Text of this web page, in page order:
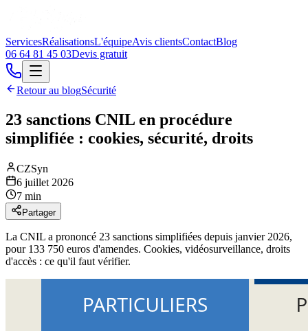
ServicesRéalisationsL'équipeAvis clientsContactBlog
06 64 81 45 03Devis gratuit
Retour au blogSécurité
23 sanctions CNIL en procédure
simplifiée : cookies, sécurité, droits
CZSyn
6 juillet 2026
7 min
Partager
La CNIL a prononcé 23 sanctions simplifiées depuis janvier 2026,
pour 133 750 euros d'amendes. Cookies, vidéosurveillance, droits
d'accès : ce qu'il faut vérifier.